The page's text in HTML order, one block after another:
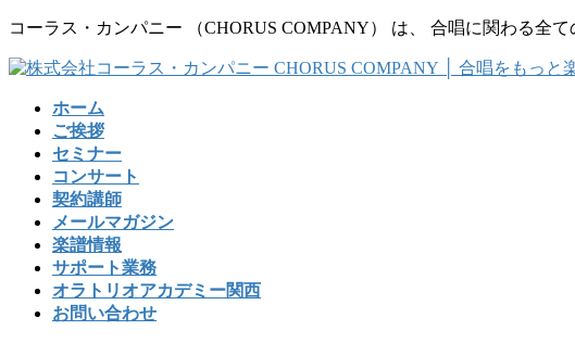
コ
テ
ナ
ゲ
コーラス・カンパニー （CHORUS COMPANY） は、 合唱に関わる全
ホーム
ご挨拶
セミナー
コンサート
契約講師
メールマガジン
楽譜情報
サポート業務
オラトリオアカデミー関西
お問い合わせ